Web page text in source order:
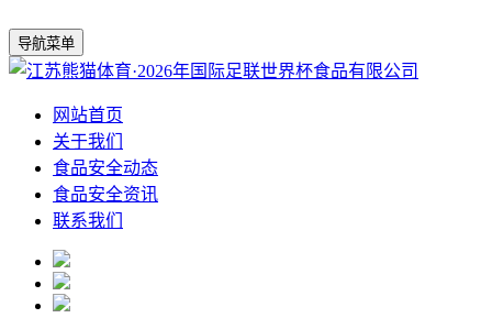
导航菜单
网站首页
关于我们
食品安全动态
食品安全资讯
联系我们